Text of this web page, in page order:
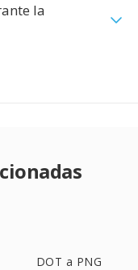
la
DOT a PNG